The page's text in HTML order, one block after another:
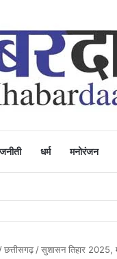
धर्म मनोरंजन
यूरिया बने किसानों के भरोसेमंद
/छत्तीसगढ़ /सुशासन तिहार 2025,